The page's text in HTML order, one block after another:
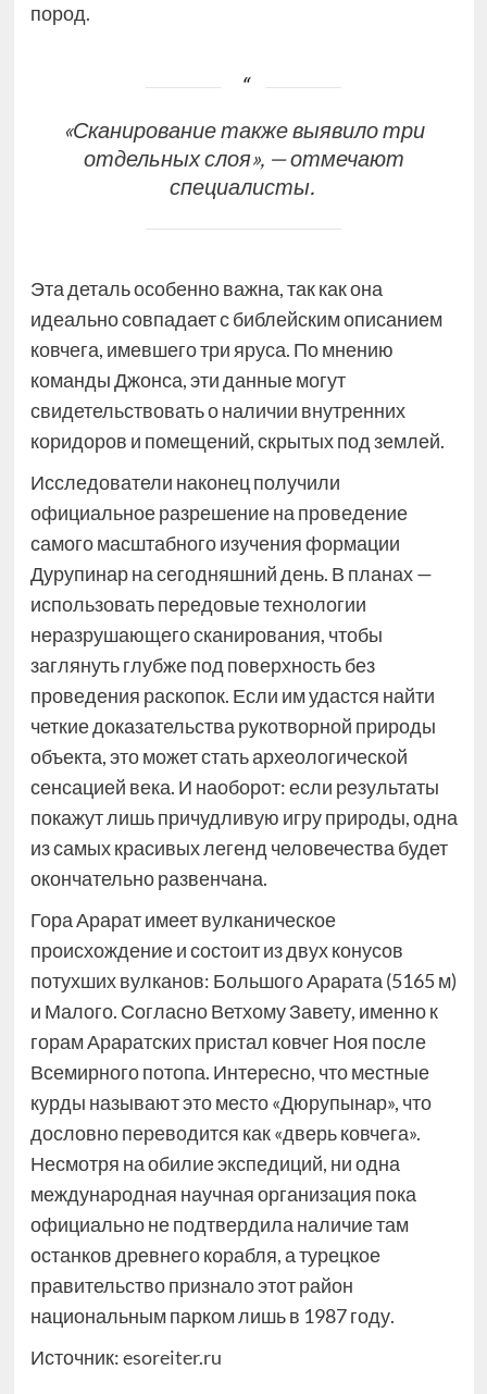
пород.
«Сканирование также выявило три
отдельных слоя», — отмечают
специалисты.
Эта деталь особенно важна, так как она
идеально совпадает с библейским описанием
ковчега, имевшего три яруса. По мнению
команды Джонса, эти данные могут
свидетельствовать о наличии внутренних
коридоров и помещений, скрытых под землей.
Исследователи наконец получили
официальное разрешение на проведение
самого масштабного изучения формации
Дурупинар на сегодняшний день. В планах —
использовать передовые технологии
неразрушающего сканирования, чтобы
заглянуть глубже под поверхность без
проведения раскопок. Если им удастся найти
четкие доказательства рукотворной природы
объекта, это может стать археологической
сенсацией века. И наоборот: если результаты
покажут лишь причудливую игру природы, одна
из самых красивых легенд человечества будет
окончательно развенчана.
Гора Арарат имеет вулканическое
происхождение и состоит из двух конусов
потухших вулканов: Большого Арарата (5165 м)
и Малого. Согласно Ветхому Завету, именно к
горам Араратских пристал ковчег Ноя после
Всемирного потопа. Интересно, что местные
курды называют это место «Дюрупынар», что
дословно переводится как «дверь ковчега».
Несмотря на обилие экспедиций, ни одна
международная научная организация пока
официально не подтвердила наличие там
останков древнего корабля, а турецкое
правительство признало этот район
национальным парком лишь в 1987 году.
Источник:esoreiter.ru